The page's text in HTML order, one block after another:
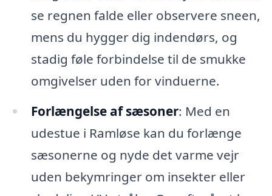
se regnen falde eller observere sneen,
mens du hygger dig indendørs, og
stadig føle forbindelse til de smukke
omgivelser uden for vinduerne.
Forlængelse af sæsoner: Med en
udestue i Ramløse kan du forlænge
sæsonerne og nyde det varme vejr
uden bekymringer om insekter eller